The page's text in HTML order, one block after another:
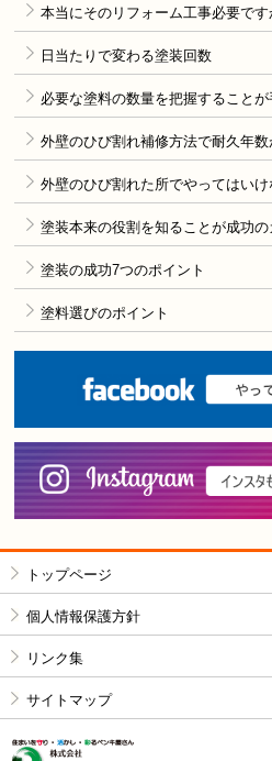
本当にそのリフォーム工事必要です
日当たりで変わる塗装回数
必要な塗料の数量を把握すること
外壁のひび割れ補修方法で耐久年数
外壁のひび割れた所でやってはい
塗装本来の役割を知ることが成功の
塗装の成功7つのポイント
塗料選びのポイント
トップページ
個人情報保護方針
リンク集
サイトマップ